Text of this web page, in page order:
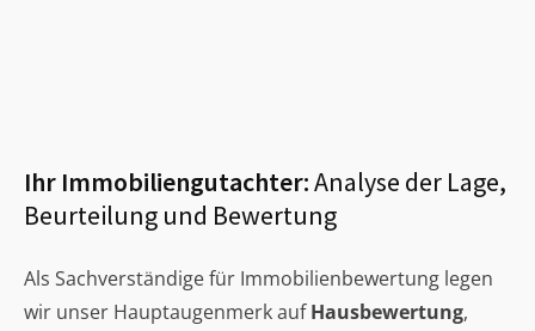
Ihr Immobiliengutachter:Analyse der Lage,
Beurteilung und Bewertung
Als Sachverständige für Immobilienbewertung legen
wir unser Hauptaugenmerk aufHausbewertung,